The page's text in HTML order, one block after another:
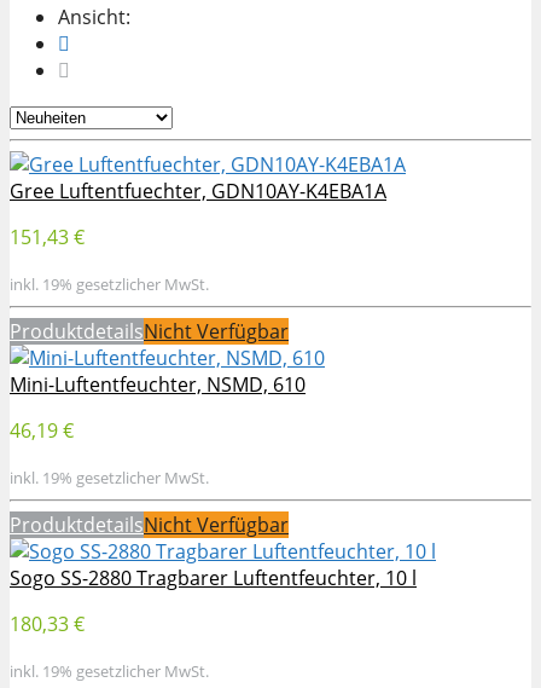
Ansicht:
Gree Luftentfuechter, GDN10AY-K4EBA1A
151,43 €
inkl. 19% gesetzlicher MwSt.
ProduktdetailsNicht Verfügbar
Mini-Luftentfeuchter, NSMD, 610
46,19 €
inkl. 19% gesetzlicher MwSt.
ProduktdetailsNicht Verfügbar
Sogo SS-2880 Tragbarer Luftentfeuchter, 10 l
180,33 €
inkl. 19% gesetzlicher MwSt.